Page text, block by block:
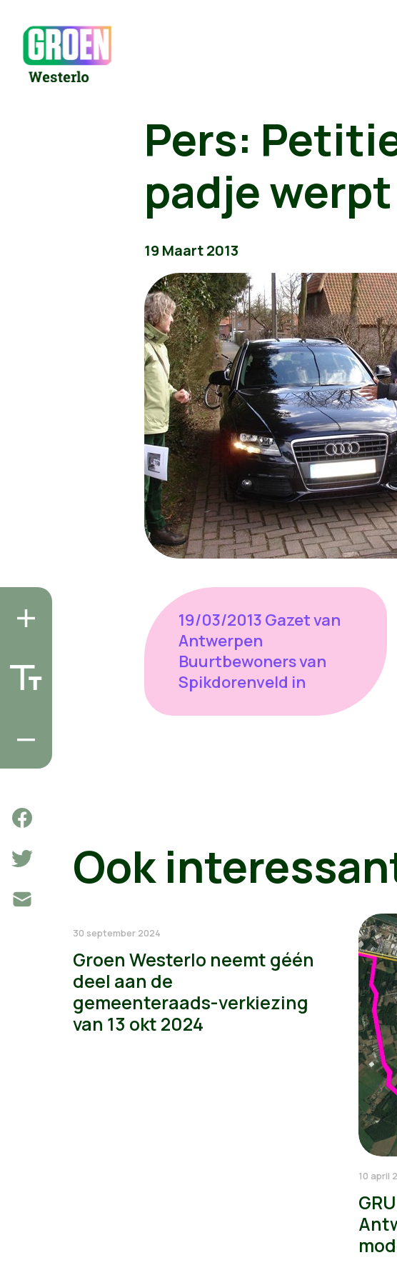
Pers:
padje
19 Maart 2013
19/03/2013 Gazet van
Antwerpen
Buurtbewoners van
Spikdorenveld in
Ook
30 september 2024
Groen Westerlo neemt géén
deel aan de
gemeenteraads-verkiezing
van 13 okt 2024
10 april